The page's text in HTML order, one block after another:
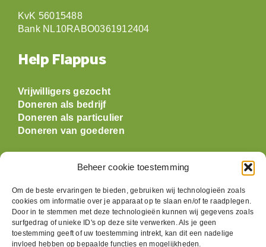
Beheer cookie toestemming
Om de beste ervaringen te bieden, gebruiken wij technologieën zoals
cookies om informatie over je apparaat op te slaan en/of te raadplegen.
Door in te stemmen met deze technologieën kunnen wij gegevens zoals
surfgedrag of unieke ID's op deze site verwerken. Als je geen
toestemming geeft of uw toestemming intrekt, kan dit een nadelige
invloed hebben op bepaalde functies en mogelijkheden.
KvK 56015488
Bank NL10RABO0361912404
Help Flappus
Vrijwilligers gezocht
Doneren als bedrijf
Doneren als particulier
Doneren van goederen
Openingstijden
Maandag: gesloten
Dinsdag:09:30 t/m 17:00
Woensdag:09:30 t/m 17:00
Donderdag:09:30 t/m 17:00